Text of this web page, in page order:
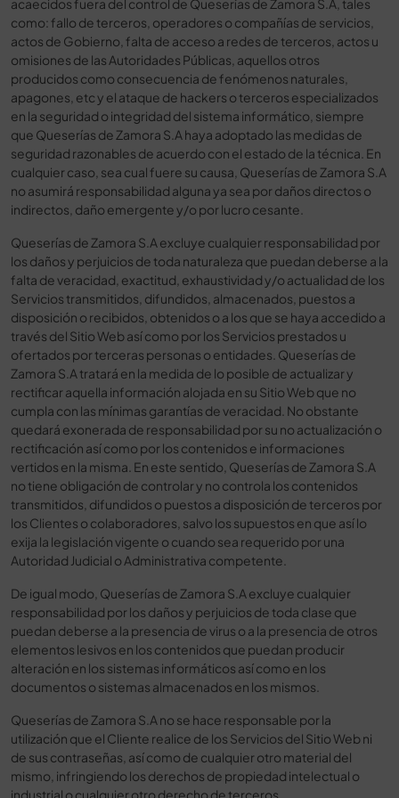
acaecidos fuera del control de Queserías de Zamora S.A, tales
como: fallo de terceros, operadores o compañías de servicios,
actos de Gobierno, falta de acceso a redes de terceros, actos u
omisiones de las Autoridades Públicas, aquellos otros
producidos como consecuencia de fenómenos naturales,
apagones, etc y el ataque de hackers o terceros especializados
en la seguridad o integridad del sistema informático, siempre
que Queserías de Zamora S.A haya adoptado las medidas de
seguridad razonables de acuerdo con el estado de la técnica. En
cualquier caso, sea cual fuere su causa, Queserías de Zamora S.A
no asumirá responsabilidad alguna ya sea por daños directos o
indirectos, daño emergente y/o por lucro cesante.
Queserías de Zamora S.A excluye cualquier responsabilidad por
los daños y perjuicios de toda naturaleza que puedan deberse a la
falta de veracidad, exactitud, exhaustividad y/o actualidad de los
Servicios transmitidos, difundidos, almacenados, puestos a
disposición o recibidos, obtenidos o a los que se haya accedido a
través del Sitio Web así como por los Servicios prestados u
ofertados por terceras personas o entidades. Queserías de
Zamora S.A tratará en la medida de lo posible de actualizar y
rectificar aquella información alojada en su Sitio Web que no
cumpla con las mínimas garantías de veracidad. No obstante
quedará exonerada de responsabilidad por su no actualización o
rectificación así como por los contenidos e informaciones
vertidos en la misma. En este sentido, Queserías de Zamora S.A
no tiene obligación de controlar y no controla los contenidos
transmitidos, difundidos o puestos a disposición de terceros por
los Clientes o colaboradores, salvo los supuestos en que así lo
exija la legislación vigente o cuando sea requerido por una
Autoridad Judicial o Administrativa competente.
De igual modo, Queserías de Zamora S.A excluye cualquier
responsabilidad por los daños y perjuicios de toda clase que
puedan deberse a la presencia de virus o a la presencia de otros
elementos lesivos en los contenidos que puedan producir
alteración en los sistemas informáticos así como en los
documentos o sistemas almacenados en los mismos.
Queserías de Zamora S.A no se hace responsable por la
utilización que el Cliente realice de los Servicios del Sitio Web ni
de sus contraseñas, así como de cualquier otro material del
mismo, infringiendo los derechos de propiedad intelectual o
industrial o cualquier otro derecho de terceros.